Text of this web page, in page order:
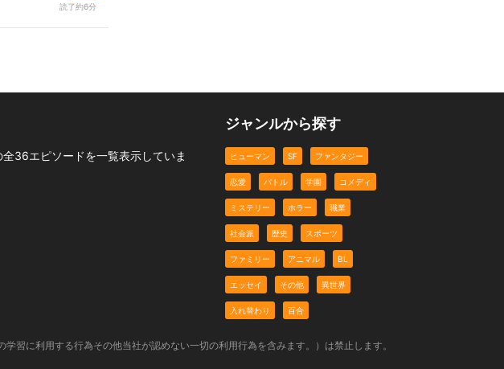
読了約6分
全36エピソードを一覧表示していま
ジャンルから探す
ヒューマン SF ファンタジー
恋愛 バトル 学園 コメディ
ミステリー ホラー 職業
社会派 歴史 スポーツ
ファミリー アニマル BL
エッセイ その他 異世界
入れ替わり 百合
習に利用する行為その他当社が認めない一切の利用行為を含みます。）は禁止します。